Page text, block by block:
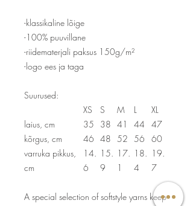
-klassikaline lõige
-100% puuvillane
-riidematerjali paksus 150g/m²
-logo ees ja taga
Suurused:
XS
S M L
XL
laius, cm
35 38 41 44
47
kõrgus, cm
46 48 52 56
60
varruka pikkus,
cm
14.
6
15.
9
17.
1
18.
4
19.
7
A special selection of softstyle yarns keep